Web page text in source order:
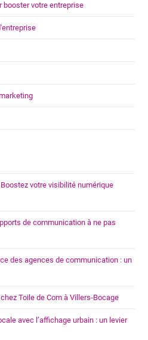
booster votre entreprise
votre visibilité numérique
de communication à ne pas
des agences de communication : un
Toile de Com à Villers-Bocage
avec l’affichage urbain : un levier